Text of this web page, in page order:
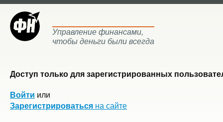
Управление финансами,
чтобы деньги были всегда
Доступ только для зарегистрированных
Войти или
Зарегистрироваться на сайте